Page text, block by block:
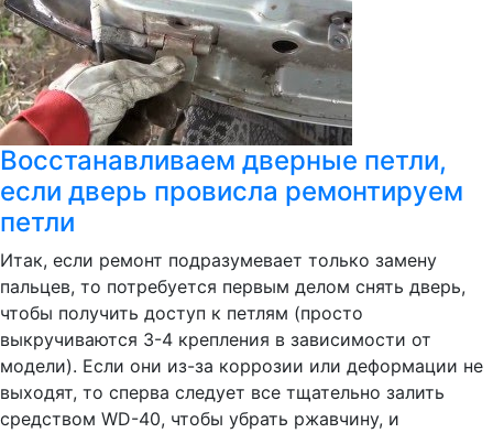
Восстанавливаем дверные петли,
если дверь провисла ремонтируем
петли
Итак, если ремонт подразумевает только замену
пальцев, то потребуется первым делом снять дверь,
чтобы получить доступ к петлям (просто
выкручиваются 3-4 крепления в зависимости от
модели). Если они из-за коррозии или деформации не
выходят, то сперва следует все тщательно залить
средством WD-40, чтобы убрать ржавчину, и